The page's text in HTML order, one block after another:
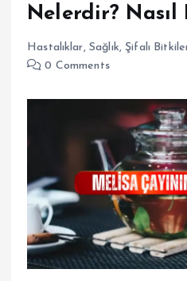
Nelerdir? Nasıl
Hastalıklar, Sağlık, Şifalı
0 Comments